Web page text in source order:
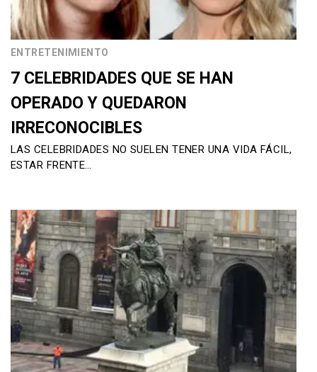
ENTRETENIMIENTO
7 CELEBRIDADES QUE SE HAN
OPERADO Y QUEDARON
IRRECONOCIBLES
LAS CELEBRIDADES NO SUELEN TENER UNA VIDA FÁCIL,
ESTAR FRENTE…